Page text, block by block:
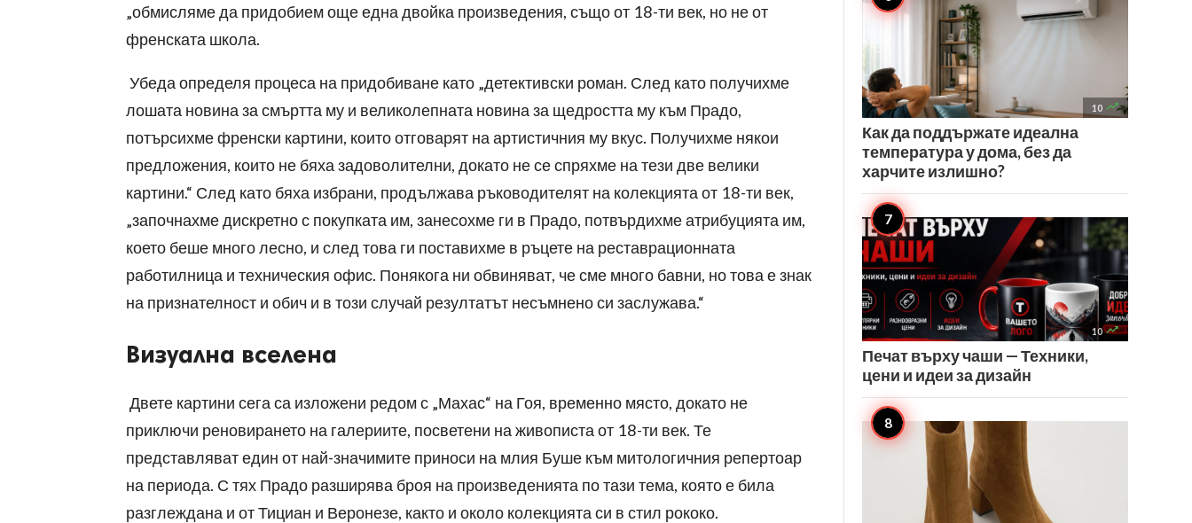
„обмисляме да придобием още една двойка произведения, също от 18-ти век, но не от
френската школа.
Убеда определя процеса на придобиване като „детективски роман. След като получихме
лошата новина за смъртта му и великолепната новина за щедростта му към Прадо,
потърсихме френски картини, които отговарят на артистичния му вкус. Получихме някои
предложения, които не бяха задоволителни, докато не се спряхме на тези две велики
картини.“ След като бяха избрани, продължава ръководителят на колекцията от 18-ти век,
„започнахме дискретно с покупката им, занесохме ги в Прадо, потвърдихме атрибуцията им,
което беше много лесно, и след това ги поставихме в ръцете на реставрационната
работилница и техническия офис. Понякога ни обвиняват, че сме много бавни, но това е знак
на признателност и обич и в този случай резултатът несъмнено си заслужава.“
Визуална вселена
Двете картини сега са изложени редом с „Махас“ на Гоя, временно място, докато не
приключи реновирането на галериите, посветени на живописта от 18-ти век. Те
представляват един от най-значимите приноси на млия Буше към митологичния репертоар
на периода. С тях Прадо разширява броя на произведенията по тази тема, която е била
разглеждана и от Тициан и Веронезе, както и около колекцията си в стил рококо.
10 
Как да поддържате идеална
температура у дома, без да
харчите излишно?
10 
Печат върху чаши — Техники,
цени и идеи за дизайн